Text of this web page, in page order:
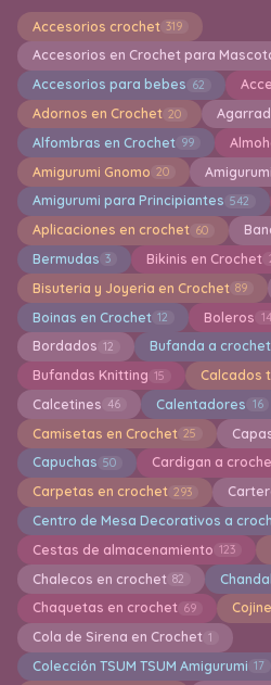
Accesorios crochet 319
Accesorios en Crochet para
Accesorios para bebes 62
Adornos en Crochet 20
Alfombras en Crochet 99
Amigurumi Gnomo 20
Amigurumi para Principiantes 542
Aplicaciones en crochet 60
Bermudas 3 Bikinis en Crochet
Bisuteria y Joyeria en Crochet 89
Boinas en Crochet 12 Boleros 14
Bordados 12 Bufanda a crochet
Bufandas Knitting 15 Calcados
Calcetines 46 Calentadores 16
Camisetas en Crochet 25
Capuchas 50 Cardigan a
Carpetas en crochet 293
Centro de Mesa Decorativos a
Cestas de almacenamiento 123
Chalecos en crochet 82
Chaquetas en crochet 69
Cola de Sirena en Crochet 1
Colección TSUM TSUM Amigurumi 17